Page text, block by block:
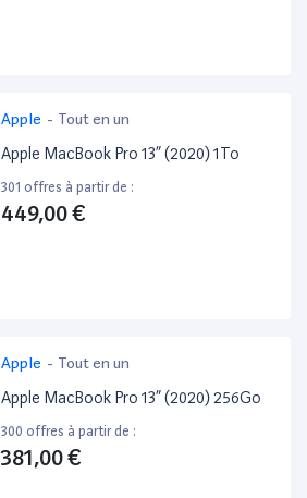
Apple - Tout en un
Apple MacBook Pro 13” (2020) 1To
301 offres à partir de :
449,00 €
Apple - Tout en un
Apple MacBook Pro 13” (2020) 256Go
300 offres à partir de :
381,00 €